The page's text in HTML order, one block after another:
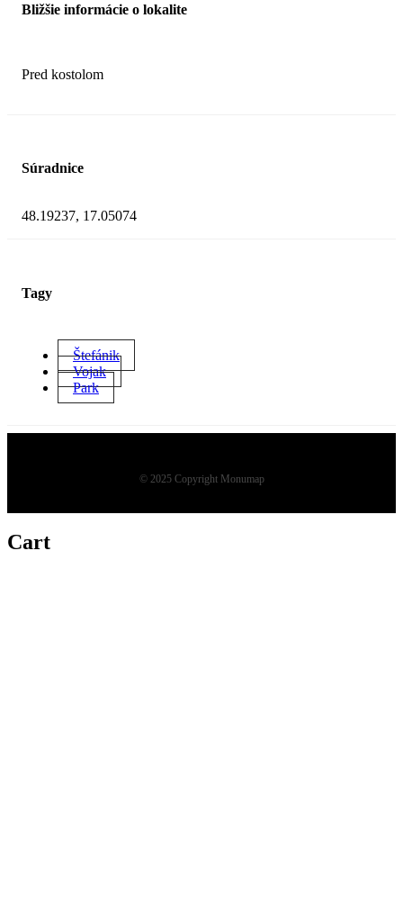
Bližšie informácie o lokalite
Pred kostolom
Súradnice
48.19237, 17.05074
Tagy
Štefánik
Vojak
Park
© 2025 Copyright Monumap
Cart